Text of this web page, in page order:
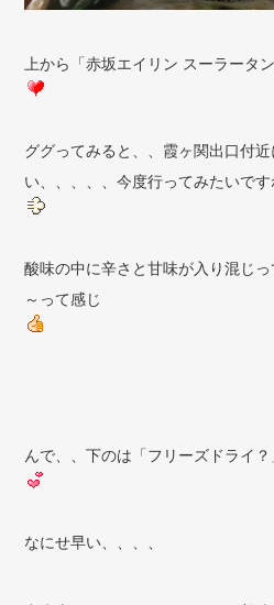
上から「赤坂エイリン スーラータン
ググってみると、、霞ヶ関出口付
い、、、、、今度行ってみたいです
酸味の中に辛さと甘味が入り混じ
～って感じ
んで、、下のは「フリーズドライ
なにせ早い、、、、